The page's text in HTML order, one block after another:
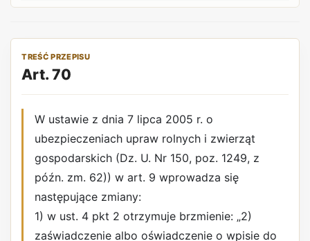
TREŚĆ PRZEPISU
Art. 70
W ustawie z dnia 7 lipca 2005 r. o
ubezpieczeniach upraw rolnych i zwierząt
gospodarskich (Dz. U. Nr 150, poz. 1249, z
późn. zm. 62)) w art. 9 wprowadza się
następujące zmiany:
1) w ust. 4 pkt 2 otrzymuje brzmienie: „2)
zaświadczenie albo oświadczenie o wpisie do